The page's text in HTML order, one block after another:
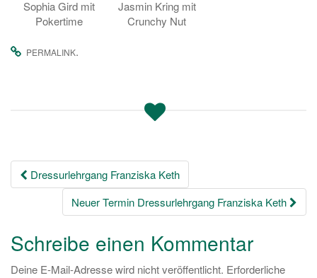
Sophia Gird mit
Pokertime
Jasmin Kring mit
Crunchy Nut
PERMALINK.
Beitrags-
Navigation
Dressurlehrgang Franziska Keth
Neuer Termin Dressurlehrgang Franziska Keth
Schreibe einen Kommentar
Deine E-Mail-Adresse wird nicht veröffentlicht. Erforderliche